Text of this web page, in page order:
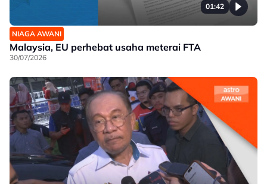
01:42
NIAGA AWANI
Malaysia, EU perhebat usaha meterai FTA
30/07/2026